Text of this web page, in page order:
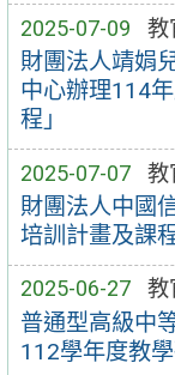
2025-07-09 教
財團法人靖娟
中心辦理114
程」
2025-07-07 教
財團法人中國
培訓計畫及課
2025-06-27 教
普通型高級中
112學年度教